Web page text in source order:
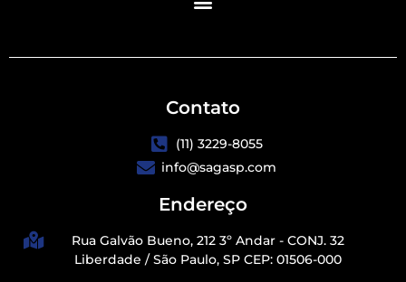
Contato
(11) 3229-8055
info@sagasp.com
Endereço
Rua Galvão Bueno, 212 3º Andar - CONJ. 32
Liberdade / São Paulo, SP CEP: 01506-000